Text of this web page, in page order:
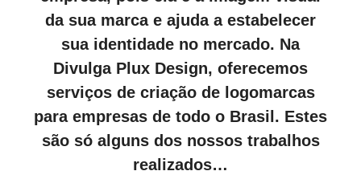
da sua marca e ajuda a estabelecer
sua identidade no mercado. Na
Divulga Plux Design, oferecemos
serviços de criação de logomarcas
para empresas de todo o Brasil. Estes
são só alguns dos nossos trabalhos
realizados…